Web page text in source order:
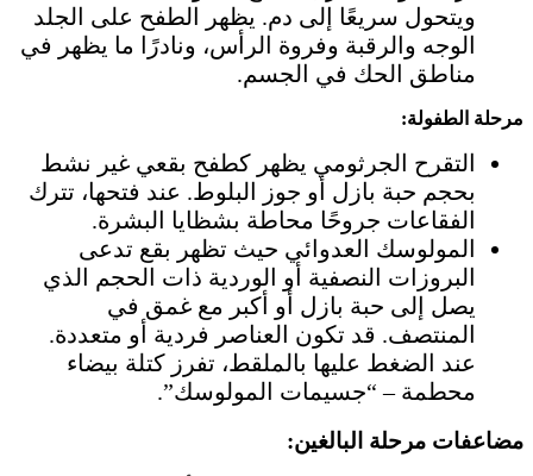
ويتحول سريعًا إلى دم. يظهر الطفح على الجلد
الوجه والرقبة وفروة الرأس، ونادرًا ما يظهر في
مناطق الحك في الجسم.
مرحلة الطفولة:
التقرح الجرثومي يظهر كطفح بقعي غير نشط
بحجم حبة بازل أو جوز البلوط. عند فتحها، تترك
الفقاعات جروحًا محاطة بشظايا البشرة.
المولوسك العدوائي حيث تظهر بقع تدعى
البروزات النصفية أو الوردية ذات الحجم الذي
يصل إلى حبة بازل أو أكبر مع غمق في
المنتصف. قد تكون العناصر فردية أو متعددة.
عند الضغط عليها بالملقط، تفرز كتلة بيضاء
محطمة – “جسيمات المولوسك”.
مضاعفات مرحلة البالغين: